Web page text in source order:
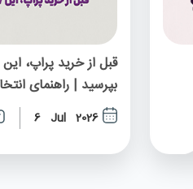
بپرسید | راهنمای
6 Jul 2026